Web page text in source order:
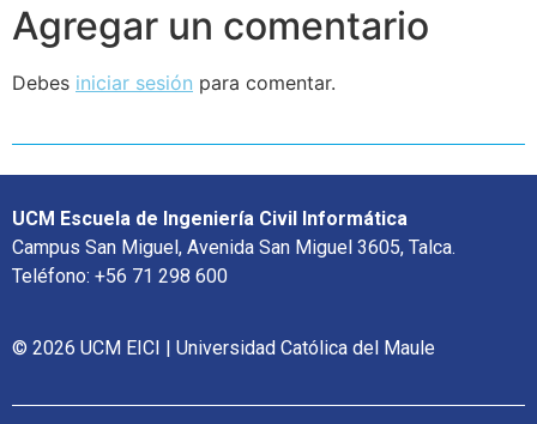
Agregar un comentario
Debes iniciar sesión para comentar.
UCM Escuela de Ingeniería Civil Informática
Campus San Miguel, Avenida San Miguel 3605, Talca.
Teléfono: +56 71 298 600
© 2026 UCM EICI | Universidad Católica del Maule